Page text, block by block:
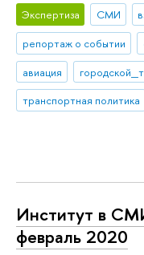
Экспертиза СМИ
репортаж о событии
авиация
транспортная политика
Институт в
февраль 2020